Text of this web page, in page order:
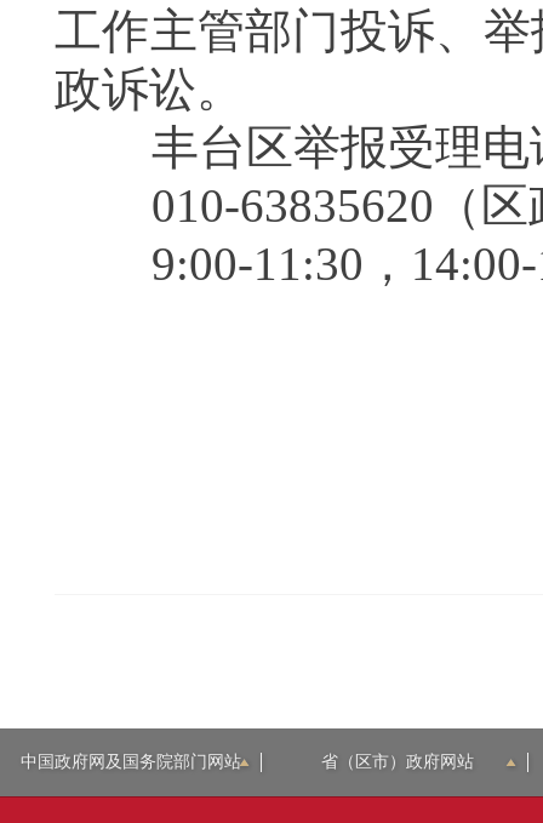
工作主管部门投诉、
政诉讼。
丰台区举报受理电
010-63835620（区
9:00-11:30，14:00-
中国政府网及国务院部门网站 省（区市）政府网站